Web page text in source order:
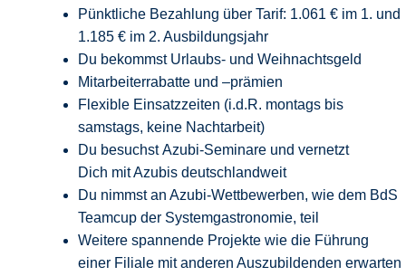
Pünktliche Bezahlung über Tarif: 1.061 € im 1. und
1.185 € im 2. Ausbildungsjahr
Du bekommst Urlaubs- und Weihnachtsgeld
Mitarbeiterrabatte und –prämien
Flexible Einsatzzeiten (i.d.R. montags bis
samstags, keine Nachtarbeit)
Du besuchst Azubi-Seminare und vernetzt
Dich mit Azubis deutschlandweit
Du nimmst an Azubi-Wettbewerben, wie dem BdS
Teamcup der Systemgastronomie, teil
Weitere spannende Projekte wie die Führung
einer Filiale mit anderen Auszubildenden erwarten